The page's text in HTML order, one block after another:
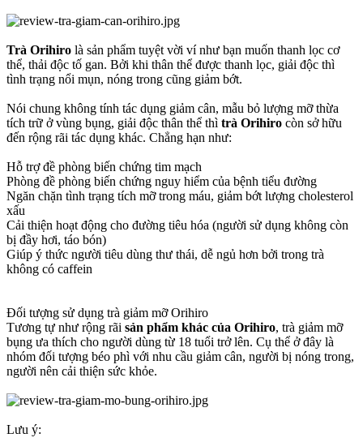
Trà Orihiro là sản phẩm tuyệt vời ví như bạn muốn thanh lọc cơ
thể, thải độc tố gan. Bởi khi thân thể được thanh lọc, giải độc thì
tình trạng nổi mụn, nóng trong cũng giảm bớt.
Nói chung không tính tác dụng giảm cân, mẫu bỏ lượng mỡ thừa
tích trữ ở vùng bụng, giải độc thân thể thì trà Orihiro còn sở hữu
đến rộng rãi tác dụng khác. Chẳng hạn như:
Hỗ trợ đề phòng biến chứng tim mạch
Phòng đề phòng biến chứng nguy hiểm của bệnh tiểu đường
Ngăn chặn tình trạng tích mỡ trong máu, giảm bớt lượng cholesterol
xấu
Cải thiện hoạt động cho đường tiêu hóa (người sử dụng không còn
bị đầy hơi, táo bón)
Giúp ý thức người tiêu dùng thư thái, dễ ngủ hơn bởi trong trà
không có caffein
Đối tượng sử dụng trà giảm mỡ Orihiro
Tương tự như rộng rãi sản phẩm khác của Orihiro, trà giảm mỡ
bụng ưa thích cho người dùng từ 18 tuổi trở lên. Cụ thể ở đây là
nhóm đối tượng béo phì với nhu cầu giảm cân, người bị nóng trong,
người nên cải thiện sức khỏe.
Lưu ý: